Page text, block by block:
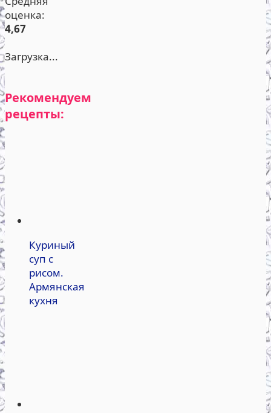
оценка:
4,67
Загрузка...
Рекомендуем
рецепты:
Куриный
суп с
рисом.
Армянская
кухня